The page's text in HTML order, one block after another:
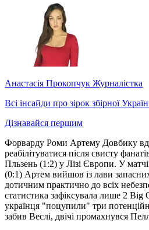
Анастасія Прокопчук Журналістка
Всі інсайди про зірок збірної
Дізнавайся першим
Форварду Роми Артему Довбику
реабілітуватися після свисту
Пльзень (1:2) у Лізі Європи. У
(0:1) Артем вийшов із лави
дотичним практично до всіх
статистика зафіксувала лише 2 Big
українця "поцупили" три
забив Веслі, двічі промахнувся